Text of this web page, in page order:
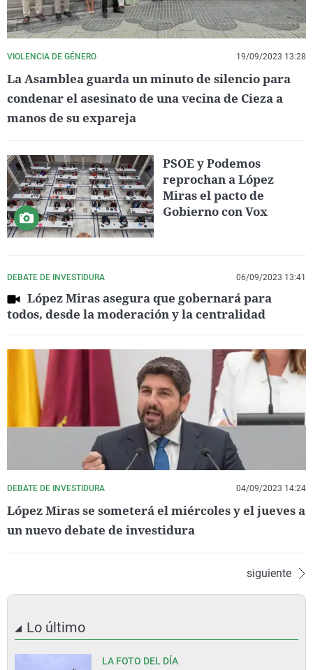
VIOLENCIA DE GÉNERO 19/09/2023 13:28
La Asamblea guarda un minuto de silencio para
condenar el asesinato de una vecina de Cieza a
manos de su expareja
PSOE y Podemos
reprochan a López
Miras el pacto de
Gobierno con Vox
DEBATE DE INVESTIDURA 06/09/2023 13:41
López Miras asegura que gobernará para
todos, desde la moderación y la centralidad
DEBATE DE INVESTIDURA 04/09/2023 14:24
López Miras se someterá el miércoles y el jueves a
un nuevo debate de investidura
siguiente
Lo último
LA FOTO DEL DÍA